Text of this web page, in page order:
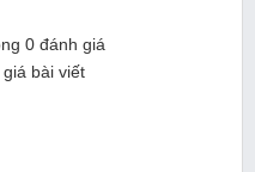
0 đánh giá
bài viết